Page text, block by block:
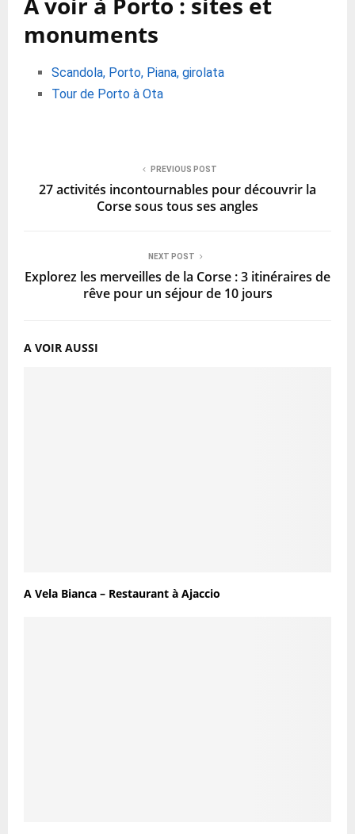
monuments
Scandola, Porto, Piana, girolata
Tour de Porto à Ota
PREVIOUS POST
27 activités incontournables pour découvrir la
Corse sous tous ses angles
NEXT POST
Explorez les merveilles de la Corse : 3 itinéraires de
rêve pour un séjour de 10 jours
A VOIR AUSSI
A Vela Bianca – Restaurant à Ajaccio